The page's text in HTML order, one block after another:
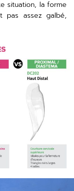
situation, la forme
pas assez galbé,